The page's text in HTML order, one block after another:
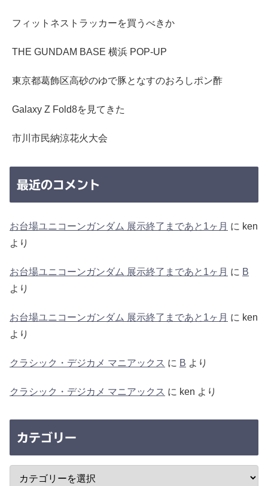
フィットネストラッカーを買うべきか
THE GUNDAM BASE 横浜 POP-UP
東京都葛飾区高砂のゆで豚となすのおろしポン酢
Galaxy Z Fold8を見てきた
市川市民納涼花火大会
最近のコメント
お台場ユニコーンガンダム 展示終了まであと1ヶ月 に ken
より
お台場ユニコーンガンダム 展示終了まであと1ヶ月 に B
より
お台場ユニコーンガンダム 展示終了まであと1ヶ月 に ken
より
クラシック・デジカメ マニアックス に B より
クラシック・デジカメ マニアックス に ken より
カテゴリー